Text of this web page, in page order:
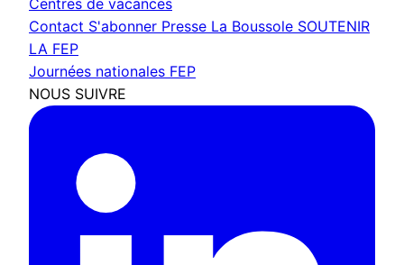
Centres de vacances
Contact S'abonner Presse La Boussole SOUTENIR
LA FEP
Journées nationales FEP
NOUS SUIVRE